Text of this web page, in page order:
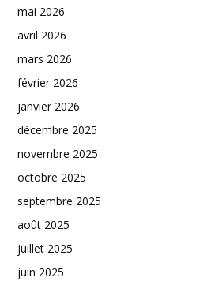
mai 2026
avril 2026
mars 2026
février 2026
janvier 2026
décembre 2025
novembre 2025
octobre 2025
septembre 2025
août 2025
juillet 2025
juin 2025